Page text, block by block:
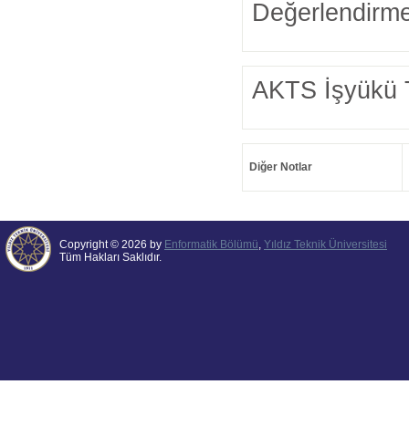
AKTS İşyükü
Diğer Notlar
Copyright © 2026 by Enformatik Bölümü, Yıldız Teknik Üniversitesi
Tüm Hakları Saklıdır.